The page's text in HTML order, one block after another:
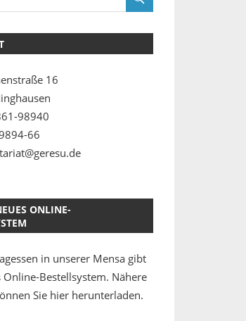
16
98940
66
ONLINE-
in unserer Mensa gibt
Online-Bestellsystem. Nähere
Sie hier herunterladen.